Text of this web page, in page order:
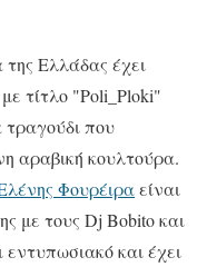
Ελλάδας έχει
τίτλο "Poli_Ploki"
τραγούδι που
αραβική κουλτούρα.
Φουρέιραείναι
με τους Dj Bobito και
εντυπωσιακό και έχει